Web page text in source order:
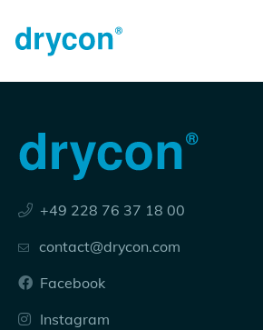
+49 228 76 37 18 00
contact@drycon.com
Facebook
Instagram